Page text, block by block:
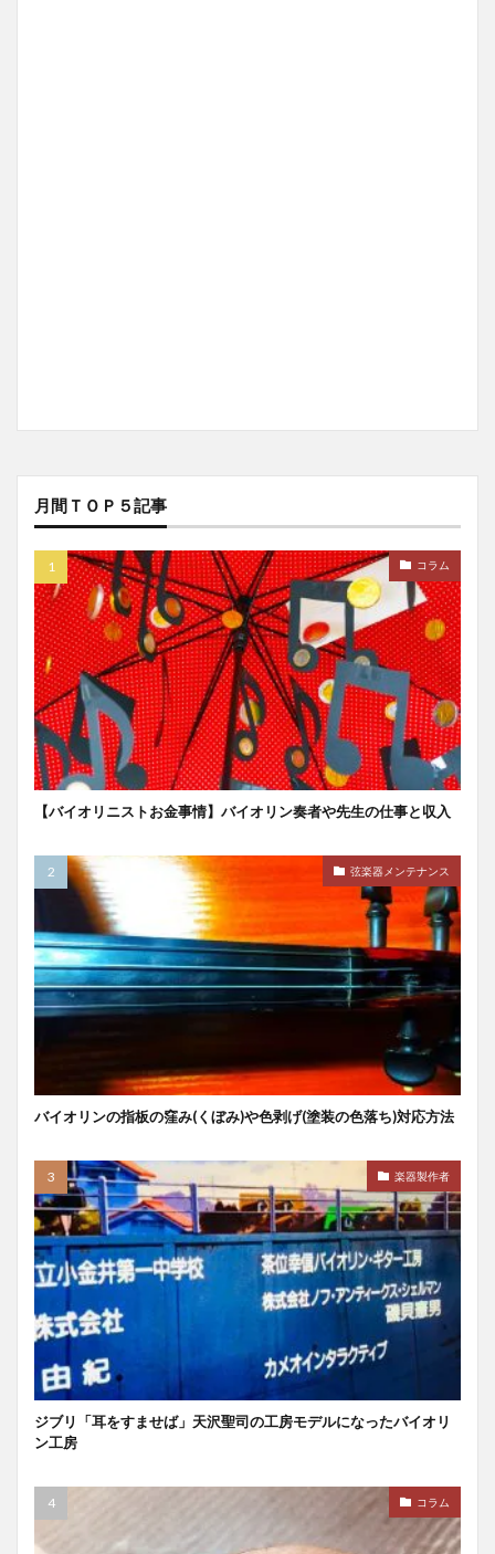
月間ＴＯＰ５記事
コラム
【バイオリニストお金事情】バイオリン奏者や先生の仕事と収入
弦楽器メンテナンス
バイオリンの指板の窪み(くぼみ)や色剥げ(塗装の色落ち)対応方法
楽器製作者
ジブリ「耳をすませば」天沢聖司の工房モデルになったバイオリ
ン工房
コラム